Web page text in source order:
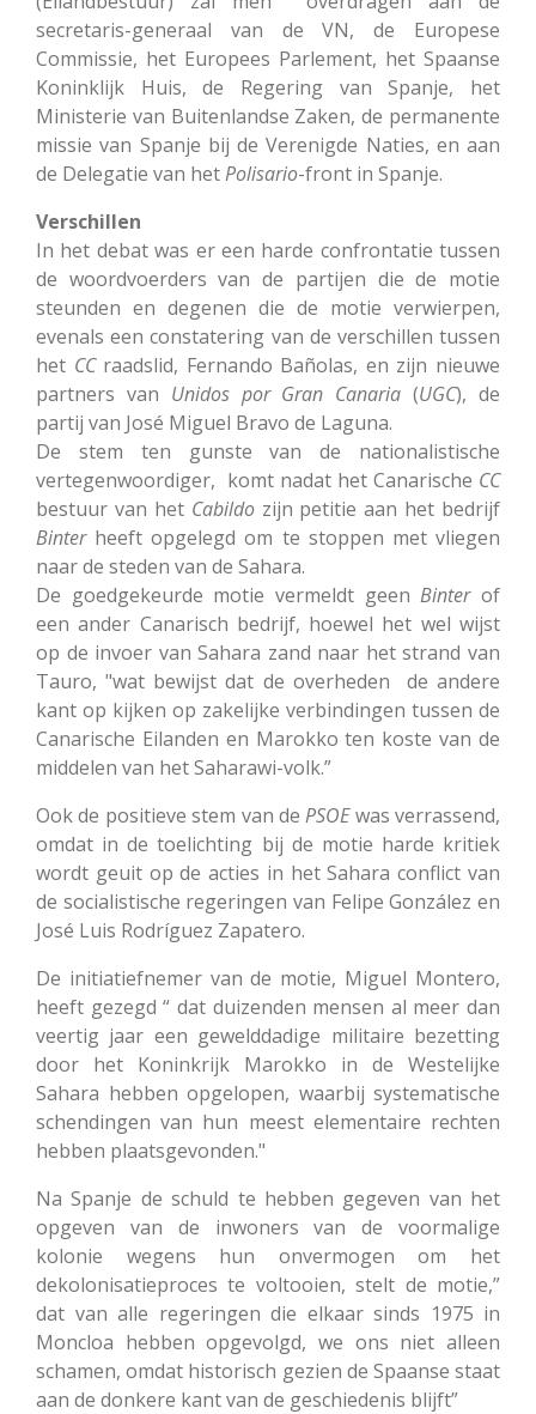
secretaris-generaal van de VN, de Europese
Commissie, het Europees Parlement, het Spaanse
Koninklijk Huis, de Regering van Spanje, het
Ministerie van Buitenlandse Zaken, de permanente
missie van Spanje bij de Verenigde Naties, en aan
de Delegatie van hetPolisario-front in Spanje.
Verschillen
In het debat was er een harde confrontatie tussen
de woordvoerders van de partijen die de motie
steunden en degenen die de motie verwierpen,
evenals een constatering van de verschillen tussen
het CC raadslid, Fernando Bañolas, en zijn nieuwe
partners van Unidos por Gran Canaria (UGC), de
partij van José Miguel Bravo de Laguna.
De stem ten gunste van de nationalistische
vertegenwoordiger, komt nadat het Canarische CC
bestuur van het Cabildozijn petitie aan het bedrijf
Binterheeft opgelegd om te stoppen met vliegen
naar de steden van de Sahara.
De goedgekeurde motie vermeldt geenBinterof
een ander Canarisch bedrijf, hoewel het wel wijst
op de invoer van Sahara zand naar het strand van
Tauro, "wat bewijst dat de overheden de andere
kant op kijken op zakelijke verbindingen tussen de
Canarische Eilanden en Marokko ten koste van de
middelen van het Saharawi-volk.”
Ook de positieve stem van dePSOEwas verrassend,
omdat in de toelichting bij de motie harde kritiek
wordt geuit op de acties in het Sahara conflict van
de socialistische regeringen van Felipe González en
José Luis Rodríguez Zapatero.
De initiatiefnemer van de motie, Miguel Montero,
heeft gezegd “ dat duizenden mensen al meer dan
veertig jaar een gewelddadige militaire bezetting
door het Koninkrijk Marokko in de Westelijke
Sahara hebben opgelopen, waarbij systematische
schendingen van hun meest elementaire rechten
hebben plaatsgevonden."
Na Spanje de schuld te hebben gegeven van het
opgeven van de inwoners van de voormalige
kolonie wegens hun onvermogen om het
dekolonisatieproces te voltooien, stelt de motie,”
dat van alle regeringen die elkaar sinds 1975 in
Moncloa hebben opgevolgd, we ons niet alleen
schamen, omdat historisch gezien de Spaanse staat
aan de donkere kant van de geschiedenis blijft”